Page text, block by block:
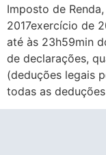
Imposto de
2017exercício de
até às 23h59min
de declarações,
(deduções legais
todas as